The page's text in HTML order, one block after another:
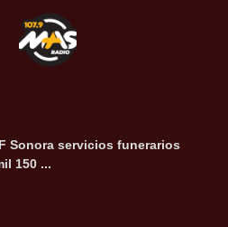
Sonora servicios funerarios
150 ...